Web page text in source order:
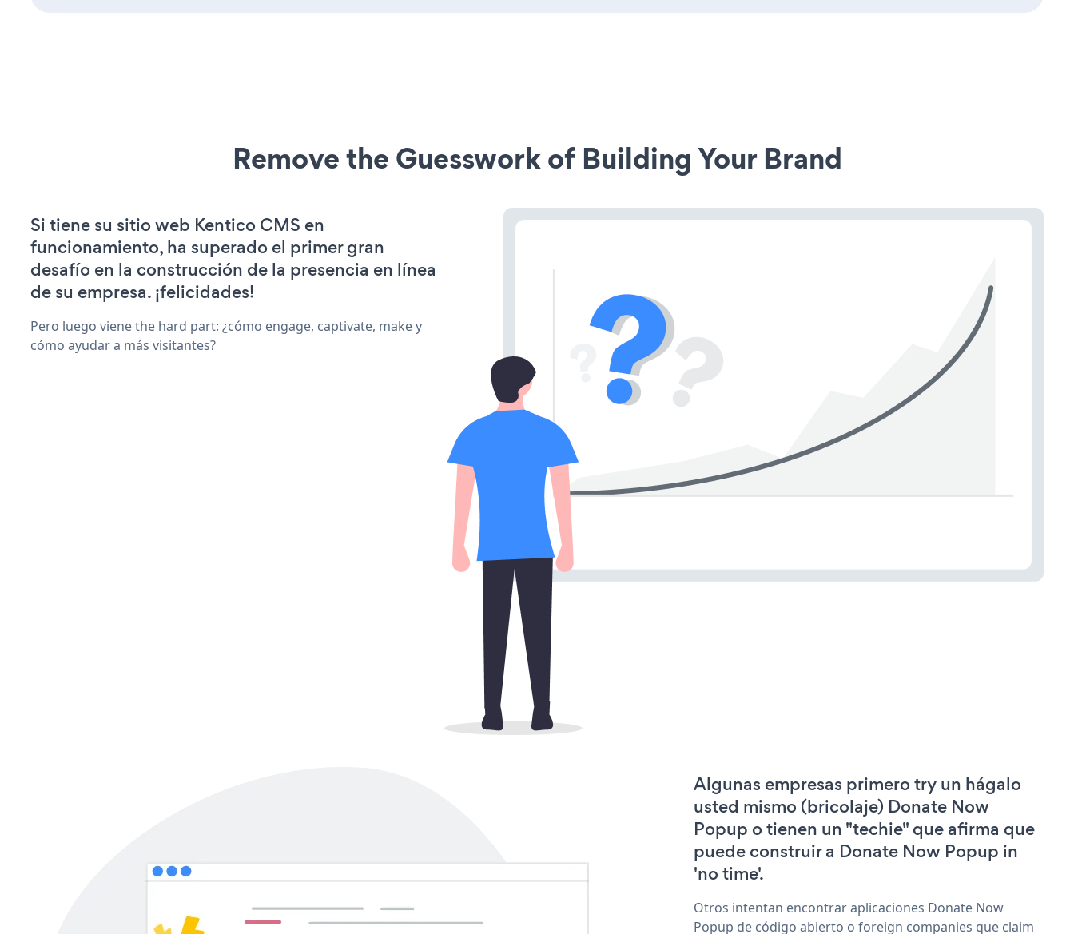
Remove the Guesswork of Building Your Brand
Si tiene su sitio web Kentico CMS en
funcionamiento, ha superado el primer gran
desafío en la construcción de la presencia en línea
de su empresa. ¡felicidades!
Pero luego viene the hard part: ¿cómo engage, captivate, make y
cómo ayudar a más visitantes?
Algunas empresas primero try un hágalo
usted mismo (bricolaje) Donate Now
Popup o tienen un "techie" que afirma que
puede construir a Donate Now Popup in
'no time'.
Otros intentan encontrar aplicaciones Donate Now
Popup de código abierto o foreign companies que claim